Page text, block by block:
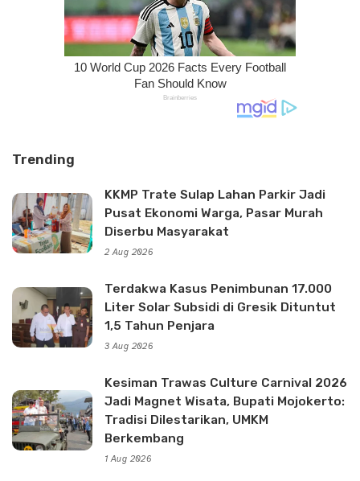
Trending
KKMP Trate Sulap Lahan Parkir Jadi
Pusat Ekonomi Warga, Pasar Murah
Diserbu Masyarakat
2 Aug 2026
Terdakwa Kasus Penimbunan 17.000
Liter Solar Subsidi di Gresik Dituntut
1,5 Tahun Penjara
3 Aug 2026
Kesiman Trawas Culture Carnival 2026
Jadi Magnet Wisata, Bupati Mojokerto:
Tradisi Dilestarikan, UMKM
Berkembang
1 Aug 2026